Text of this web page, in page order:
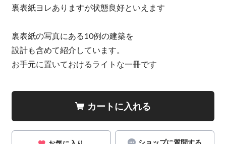
裏表紙ヨレありますが状態良好といえます
裏表紙の写真にある10例の建築を
設計も含めて紹介しています。
お手元に置いておけるライトな一冊です
カートに入れる
ショップに質問する